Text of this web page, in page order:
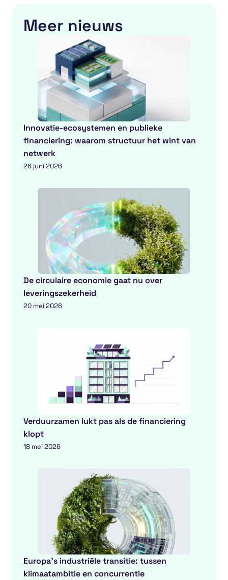
Meer nieuws
Innovatie-ecosystemen en publieke
financiering: waarom structuur het wint van
netwerk
26 juni 2026
De circulaire economie gaat nu over
leveringszekerheid
20 mei 2026
Verduurzamen lukt pas als de financiering
klopt
18 mei 2026
Europa’s industriële transitie: tussen
klimaatambitie en concurrentie